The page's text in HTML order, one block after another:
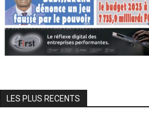
LES PLUS RECENTS